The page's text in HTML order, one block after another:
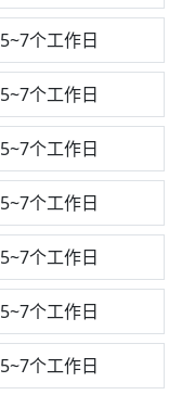
5~7个工作日
5~7个工作日
5~7个工作日
5~7个工作日
5~7个工作日
5~7个工作日
5~7个工作日